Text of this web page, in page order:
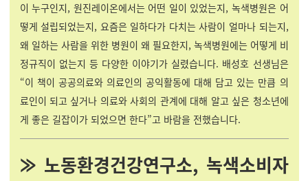
이 누구인지, 원진레이온에서는 어떤 일이 있었는지, 녹색병원은 어
떻게 설립되었는지, 요즘은 일하다가 다치는 사람이 얼마나 되는지,
왜 일하는 사람을 위한 병원이 왜 필요한지, 녹색병원에는 어떻게 비
정규직이 없는지 등 다양한 이야기가 실렸습니다. 배성호 선생님은
“이 책이 공공의료와 의료인의 공익활동에 대해 담고 있는 만큼 의
료인이 되고 싶거나 의료와 사회의 관계에 대해 알고 싶은 청소년에
게 좋은 길잡이가 되었으면 한다”고 바람을 전했습니다.
⨠ 노동환경건강연구소, 녹색소비자